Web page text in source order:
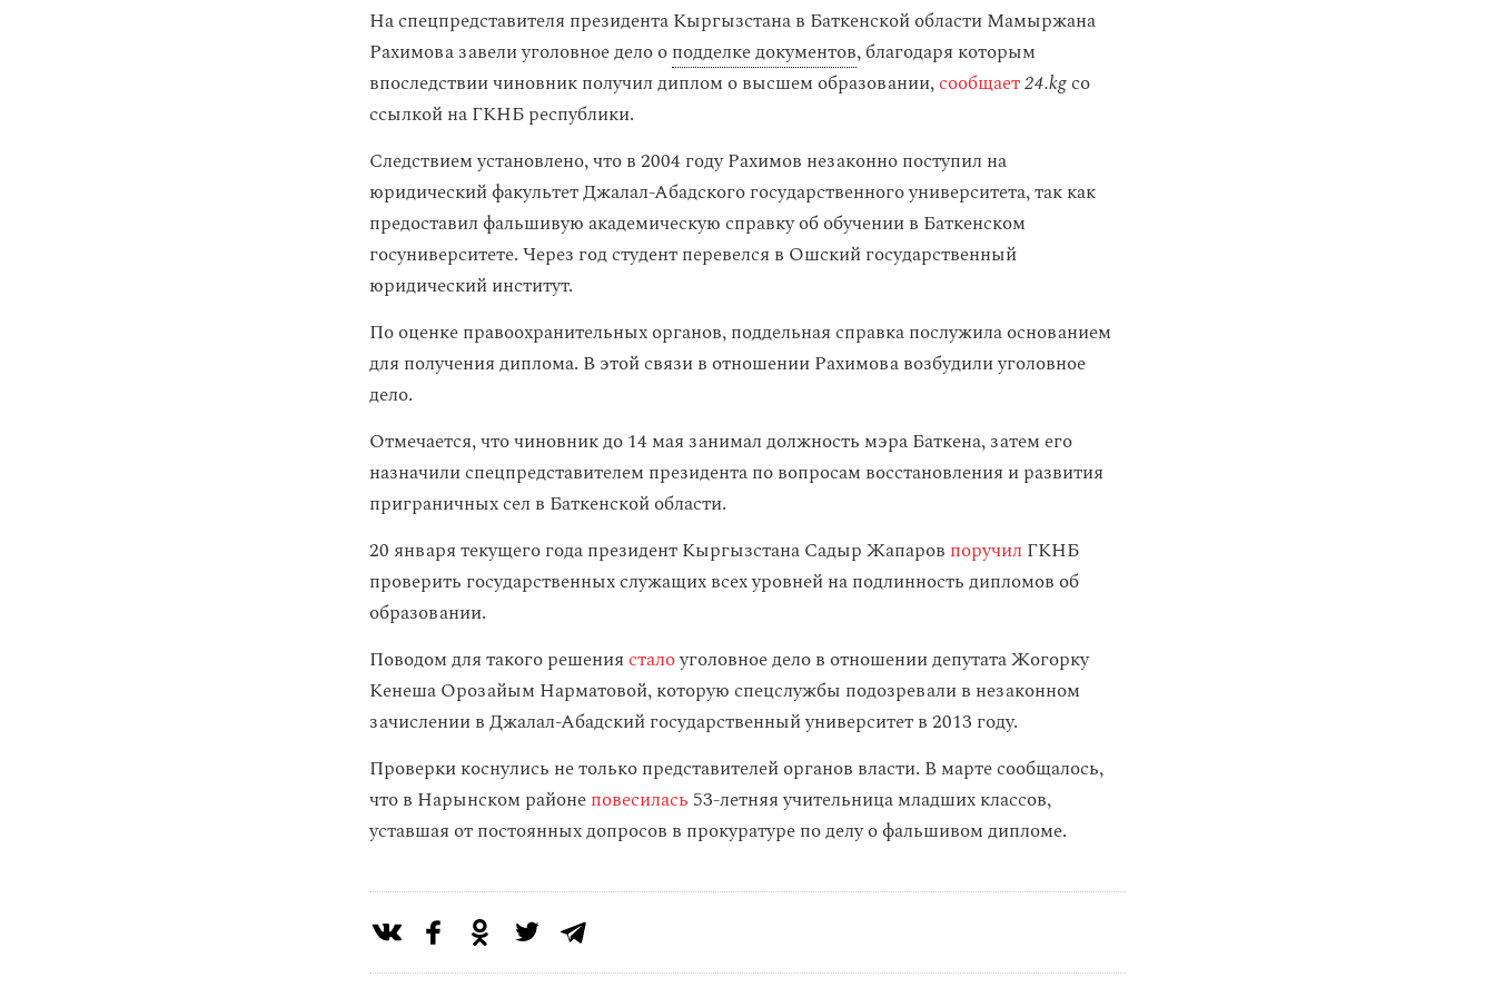
На спецпредставителя президента Кыргызстана в Баткенской области Мамыржана
Рахимова завели уголовное дело оподделке документов, благодаря которым
впоследствии чиновник получил диплом о высшем образовании,сообщает24.kgсо
ссылкой на ГКНБ республики.
Следствием установлено, что в 2004 году Рахимов незаконно поступил на
юридический факультет Джалал-Абадского государственного университета, так как
предоставил фальшивую академическую справку об обучении в Баткенском
госуниверситете. Через год студент перевелся в Ошский государственный
юридический институт.
По оценке правоохранительных органов, поддельная справка послужила основанием
для получения диплома. В этой связи в отношении Рахимова возбудили уголовное
дело.
Отмечается, что чиновник до 14 мая занимал должность мэра Баткена, затем его
назначили спецпредставителем президента по вопросам восстановления и развития
приграничных сел в Баткенской области.
20 января текущего года президент Кыргызстана Садыр Жапаров поручил ГКНБ
проверить государственных служащих всех уровней на подлинность дипломов об
образовании.
Поводом для такого решениясталоуголовное дело в отношении депутата Жогорку
Кенеша Орозайым Нарматовой, которую спецслужбы подозревали в незаконном
зачислении в Джалал-Абадский государственный университет в 2013 году.
Проверки коснулись не только представителей органов власти. В марте сообщалось,
что в Нарынском районеповесилась 53-летняя учительница младших классов,
уставшая от постоянных допросов в прокуратуре по делу о фальшивом дипломе.